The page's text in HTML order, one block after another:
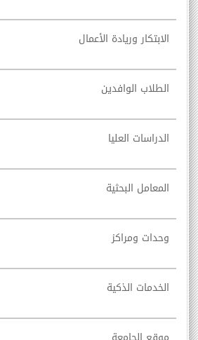
الابتكار وريادة الأعمال
الطلاب الوافدين
الدراسات العليا
المعامل البحثية
وحدات ومراكز
الخدمات الذكية